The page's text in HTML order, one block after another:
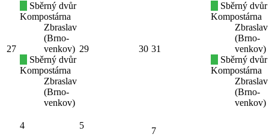
27
Sběrný dvůr
Kompostárna
Zbraslav
(Brno-
venkov)
Sběrný dvůr
Kompostárna
Zbraslav
(Brno-
venkov)
29 30 31
Sběrný dvůr
Kompostárna
Zbraslav
(Brno-
venkov)
Sběrný dvůr
Kompostárna
Zbraslav
(Brno-
venkov)
4
5
7